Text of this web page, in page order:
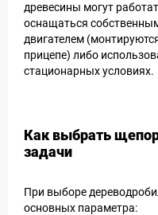
древесины могут
оснащаться
двигателем
прицепе) либо
стационарных условиях.
Как выбрать
задачи
При выборе
основных параметра: